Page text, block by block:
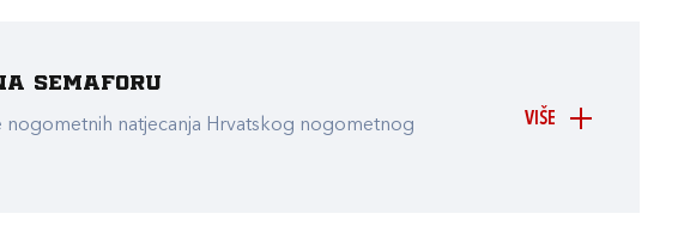
VIŠE
Semaforu
natjecanja Hrvatskog nogometnog